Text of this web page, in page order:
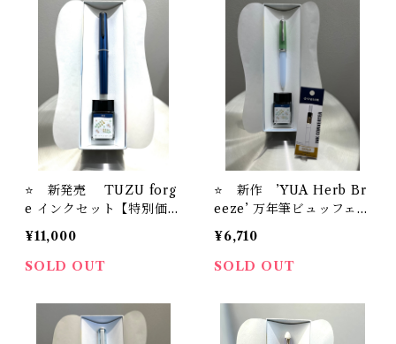
⭐️ 新発売 TUZU forg
e インクセット【特別価
格】セーラー万年筆 アジ
ェスト万年筆’’TUZU' ＋
オリジナル万年筆インク
¥11,000
SOLD OUT
⭐️ 新作 ’YUA Herb Br
eeze’ 万年筆ビュッフェ
’Pick Who？'コレクショ
ン+ オリジナル万年筆イン
ク＃24＋インク吸入器コ
【お名入れサービス】
¥6,710
SOLD OUT